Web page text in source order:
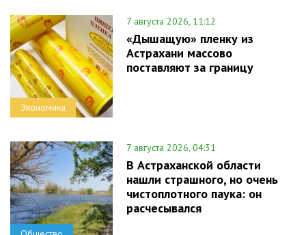
Экономика
7 августа 2026, 11:12
«Дышащую» пленку из
Астрахани массово
поставляют за границу
7 августа 2026, 04:31
В Астраханской области
нашли страшного, но очень
чистоплотного паука: он
расчесывался